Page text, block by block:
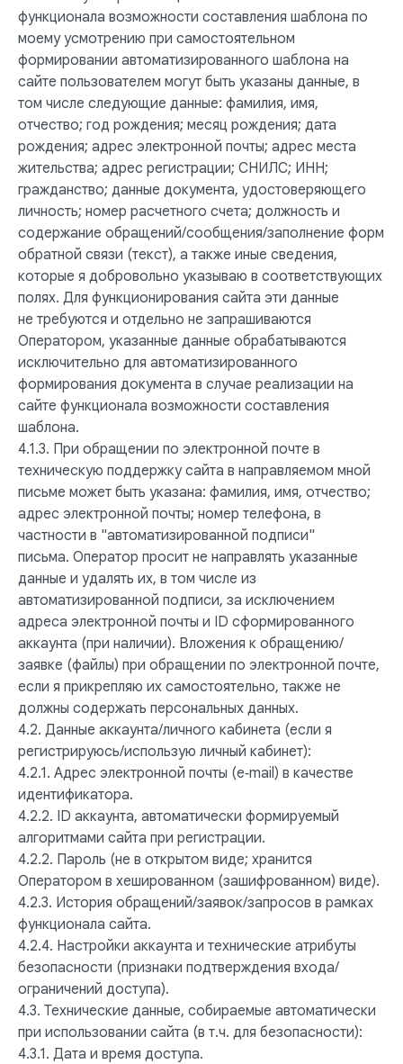
функционала возможности составления шаблона по
моему усмотрению при самостоятельном
формировании автоматизированного шаблона на
сайте пользователем могут быть указаны данные, в
том числе следующие данные: фамилия, имя,
отчество; год рождения; месяц рождения; дата
рождения; адрес электронной почты; адрес места
жительства; адрес регистрации; СНИЛС; ИНН;
гражданство; данные документа, удостоверяющего
личность; номер расчетного счета; должность и
содержание обращений/сообщения/заполнение форм
обратной связи (текст), а также иные сведения,
которые я добровольно указываю в соответствующих
полях. Для функционирования сайта эти данные
не требуются и отдельно не запрашиваются
Оператором, указанные данные обрабатываются
исключительно для автоматизированного
формирования документа в случае реализации на
сайте функционала возможности составления
шаблона.
4.1.3. При обращении по электронной почте в
техническую поддержку сайта в направляемом мной
письме может быть указана: фамилия, имя, отчество;
адрес электронной почты; номер телефона, в
частности в "автоматизированной подписи"
письма. Оператор просит не направлять указанные
данные и удалять их, в том числе из
автоматизированной подписи, за исключением
адреса электронной почты и ID сформированного
аккаунта (при наличии). Вложения к обращению/
заявке (файлы) при обращении по электронной почте,
если я прикрепляю их самостоятельно, также не
должны содержать персональных данных.
4.2. Данные аккаунта/личного кабинета (если я
регистрируюсь/использую личный кабинет):
4.2.1. Адрес электронной почты (e‑mail) в качестве
идентификатора.
4.2.2. ID аккаунта, автоматически формируемый
алгоритмами сайта при регистрации.
4.2.2. Пароль (не в открытом виде; хранится
Оператором в хешированном (зашифрованном) виде).
4.2.3. История обращений/заявок/запросов в рамках
функционала сайта.
4.2.4. Настройки аккаунта и технические атрибуты
безопасности (признаки подтверждения входа/
ограничений доступа).
4.3. Технические данные, собираемые автоматически
при использовании сайта (в т.ч. для безопасности):
4.3.1. Дата и время доступа.